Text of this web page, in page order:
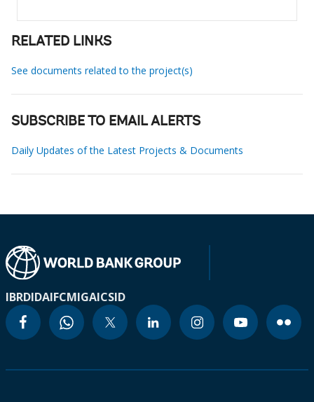
RELATED LINKS
See documents related to the project(s)
SUBSCRIBE TO EMAIL ALERTS
Daily Updates of the Latest Projects & Documents
IBRDIDAIFCMIGAICSID